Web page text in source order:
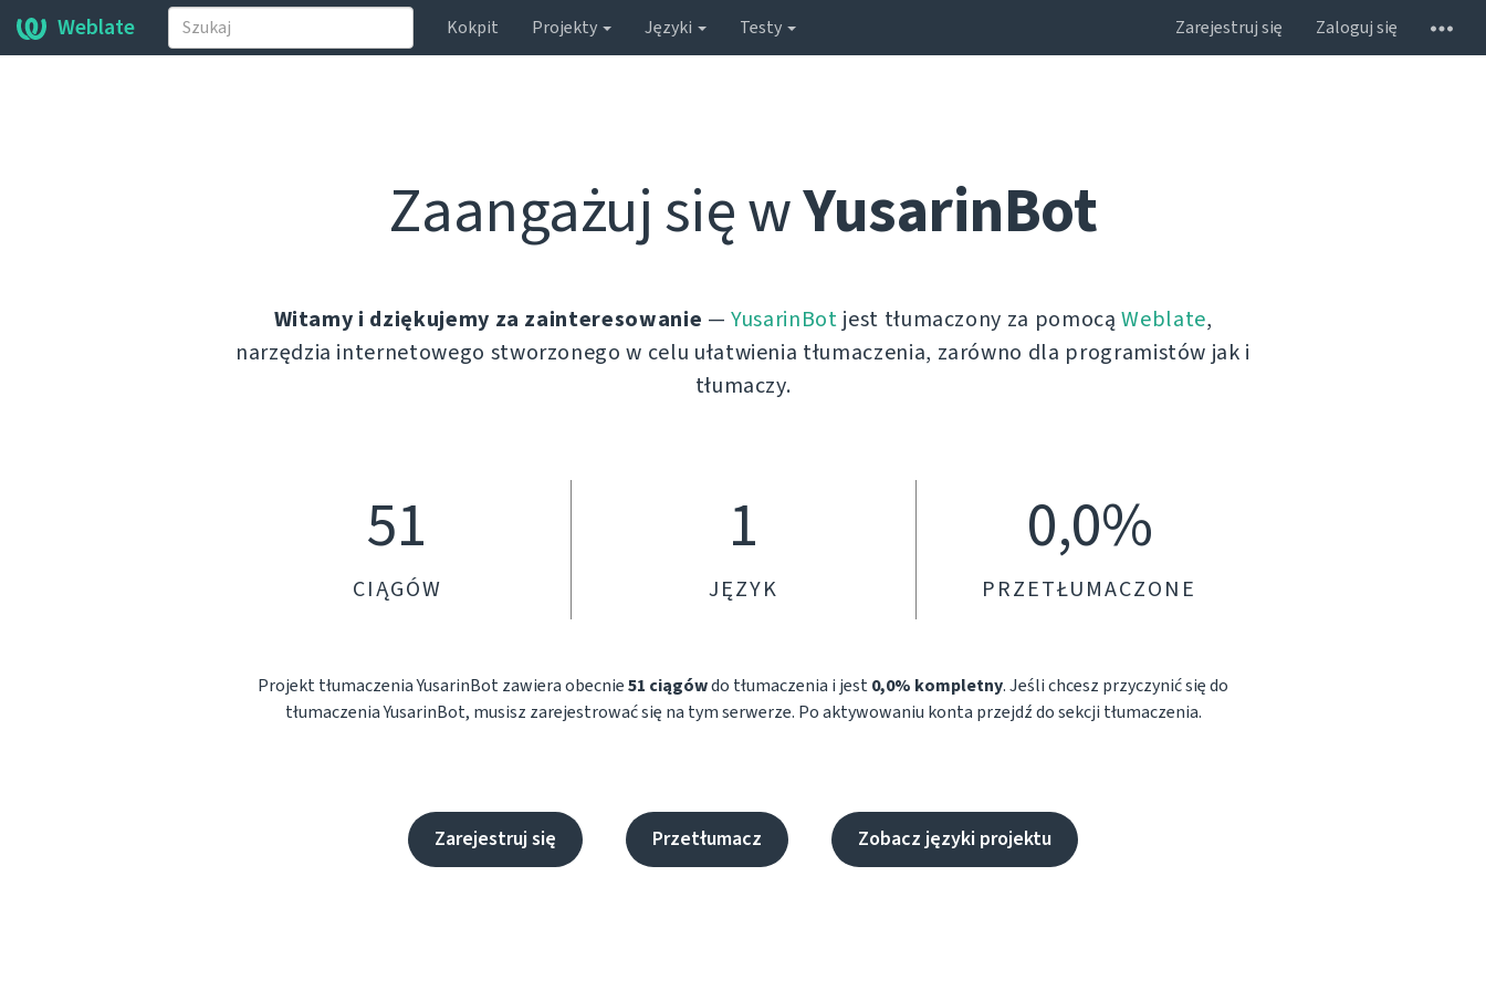
Weblate Kokpit Projekty Języki Testy Zarejestruj się Zaloguj się
Zaangażuj się wYusarinBot
Witamy i dziękujemy za zainteresowanie —YusarinBot jest tłumaczony za pomocąWeblate,
narzędzia internetowego stworzonego w celu ułatwienia tłumaczenia, zarówno dla programistów jak i
tłumaczy.
51
CIĄGÓW
1
JĘZYK
0,0%
PRZETŁUMACZONE
Projekt tłumaczenia YusarinBot zawiera obecnie51 ciągówdo tłumaczenia i jest0,0% kompletny. Jeśli chcesz przyczynić się do
tłumaczenia YusarinBot, musisz zarejestrować się na tym serwerze. Po aktywowaniu konta przejdź do sekcji tłumaczenia.
Zarejestruj się Przetłumacz Zobacz języki projektu